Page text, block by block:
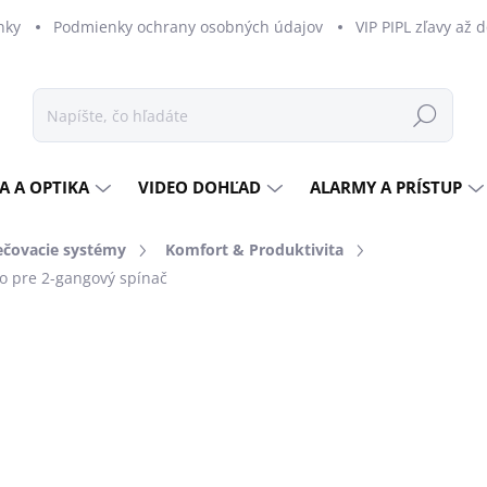
Podmienky ochrany osobných údajov VIP PIPL zľavy až
Hľadať
A OPTIKA VIDEO DOHĽAD ALARMY A PRÍSTUP
systémy
Komfort & Produktivita
pre 2-gangový spínač